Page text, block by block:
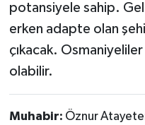
potansiyele sahip.
erken adapte olan
çıkacak.
olabilir.
Muhabir: Öznur